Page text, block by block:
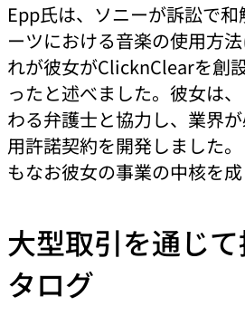
Epp氏は、ソニーが訴訟で
ーツにおける音楽の使用方
れが彼女がClicknClearを創
ったと述べました。彼女は
わる弁護士と協力し、業界
用許諾契約を開発しました
もなお彼女の事業の中核を成
大型取引を通じ
タログ